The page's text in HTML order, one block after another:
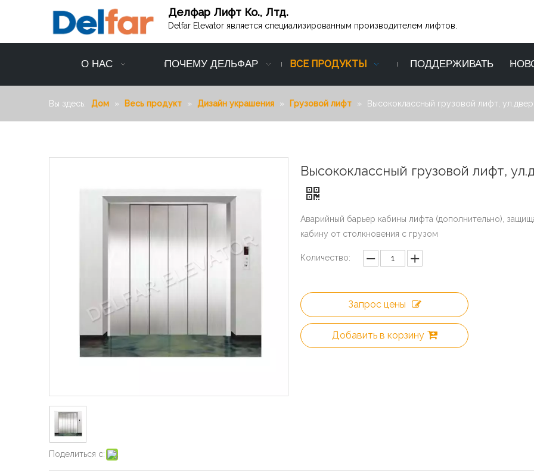
Делфар Лифт Ко., Лтд.
Delfar Elevator является специализированным производителем лифтов.
О НАС ПОЧЕМУ ДЕЛЬФАР ВСЕ ПРОДУКТЫ ПОДДЕРЖИВАТЬ
Вы здесь: Дом » Весь продукт » Дизайн украшения » Грузовой лифт » Высококлассный грузовой лифт,
Поделиться с:
Высококлассный грузовой лифт,
Аварийный барьер кабины лифта (дополнительно),
кабину от столкновения с грузом
Количество:
Запрос цены
Добавить в корзину